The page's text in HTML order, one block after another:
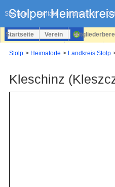
Sitemap Kontakt Impressum
überspringen
Startseite Verein
Stolp Heimatorte Landkreis Stolp
Kleschinz